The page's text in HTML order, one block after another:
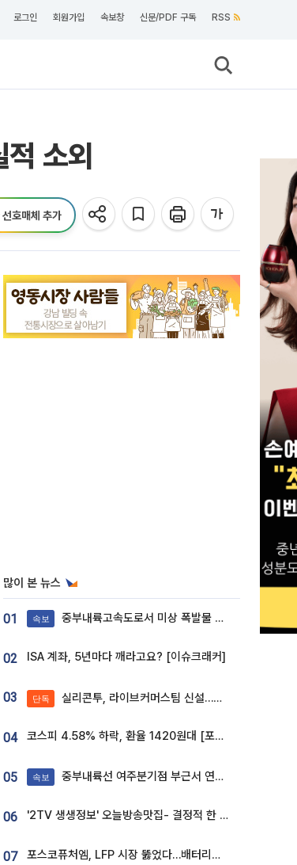
로그인 회원가입 속보창 신문/PDF 구독 RSS
소외
선호매체 추가
많이 본 뉴스
01 속보 중부내륙고속도로서 미상 폭발물 발견
02 ISA 계좌, 5년마다 깨라고요? [이슈크래커]
03 단독 실리콘투, 라이브커머스팀 신설…K뷰티 ‘글로벌 판매망’ 확대[K뷰티 라방戰]
04 코스피 4.58% 하락, 환율 1420원대 [포토]
05 속보 중부내륙선 여주분기점 부근서 연이은 추돌사고 발생
06 '2TV 생생정보' 오늘방송맛집- 결정적 한 수, 3종 메밀면! 메밀 소바 맛집 '의○○○○'
07 포스코퓨처엠, LFP 시장 뚫었다…배터리사와 대규모 장기 공급 합의